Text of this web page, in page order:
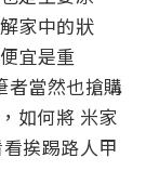
家中的狀
宜是重
者當然也搶購
如何將 米家
挨踢路人甲